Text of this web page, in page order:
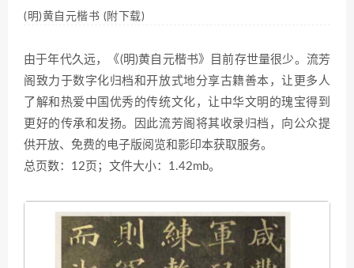
(明)黄自元楷书 (附下载)
由于年代久远，《(明)黄自元楷书》目前存世量很少。流芳
阁致力于数字化归档和开放式地分享古籍善本，让更多人
了解和热爱中国优秀的传统文化，让中华文明的瑰宝得到
更好的传承和发扬。因此流芳阁将其收录归档，向公众提
供开放、免费的电子版阅览和影印本获取服务。
总页数：12页；文件大小：1.42mb。